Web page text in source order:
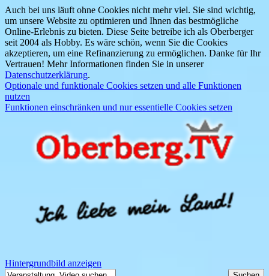
Auch bei uns läuft ohne Cookies nicht mehr viel. Sie sind wichtig,
um unsere Website zu optimieren und Ihnen das bestmögliche
Online-Erlebnis zu bieten. Diese Seite betreibe ich als Oberberger
seit 2004 als Hobby. Es wäre schön, wenn Sie die Cookies
akzeptieren, um eine Refinanzierung zu ermöglichen. Danke für Ihr
Vertrauen! Mehr Informationen finden Sie in unserer
Datenschutzerklärung.
Optionale und funktionale Cookies setzen und alle Funktionen
nutzen
Funktionen einschränken und nur essentielle Cookies setzen
Hintergrundbild anzeigen